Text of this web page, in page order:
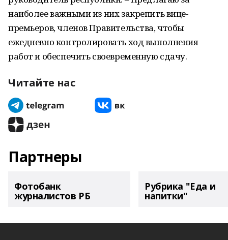
наиболее важными из них закрепить вице-
премьеров, членов Правительства, чтобы
ежедневно контролировать ход выполнения
работ и обеспечить своевременную сдачу.
Читайте нас
Партнеры
Фотобанк
журналистов РБ
Рубрика "Еда и
напитки"